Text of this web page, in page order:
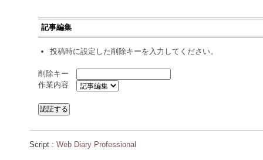
記事編集
投稿時に設定した削除キーを入力してください。
削除キー
作業内容
Script : Web Diary Professional